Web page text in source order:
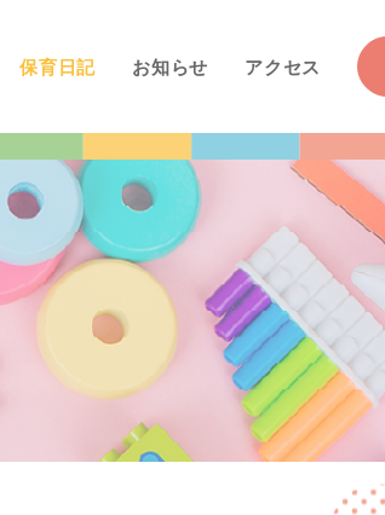
保育日記 お知らせ アクセス